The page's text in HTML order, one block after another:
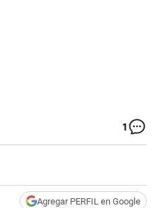
1
Agregar PERFIL en Google